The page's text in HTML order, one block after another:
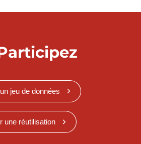
jeu de données
une réutilisation